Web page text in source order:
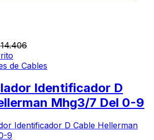
de Cables
Identificador D
Mhg3/7 Del 0-9